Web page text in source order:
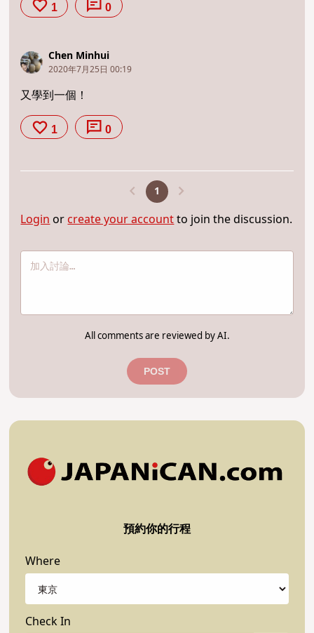
1 0
Chen Minhui
2020年7月25日 00:19
又學到一個！
1 0
1
Loginorcreate your accountto join the discussion.
All comments are reviewed by AI.
POST
預約你的行程
Where
Check In